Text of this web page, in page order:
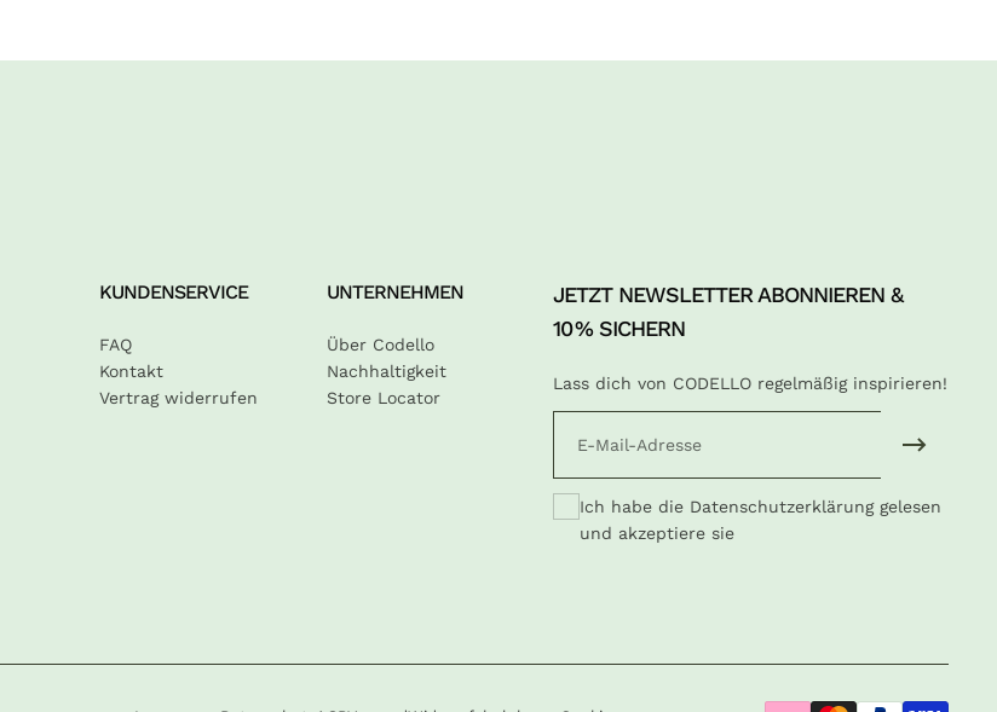
KUNDENSERVICE
FAQ
Kontakt
Vertrag widerrufen
UNTERNEHMEN
Über Codello
Nachhaltigkeit
Store Locator
JETZT NEWSLETTER ABONNIEREN &
10 % SICHERN
Lass dich von CODELLO regelmäßig inspirieren!
Ich habe die Datenschutzerklärunggelesen
und akzeptiere sie